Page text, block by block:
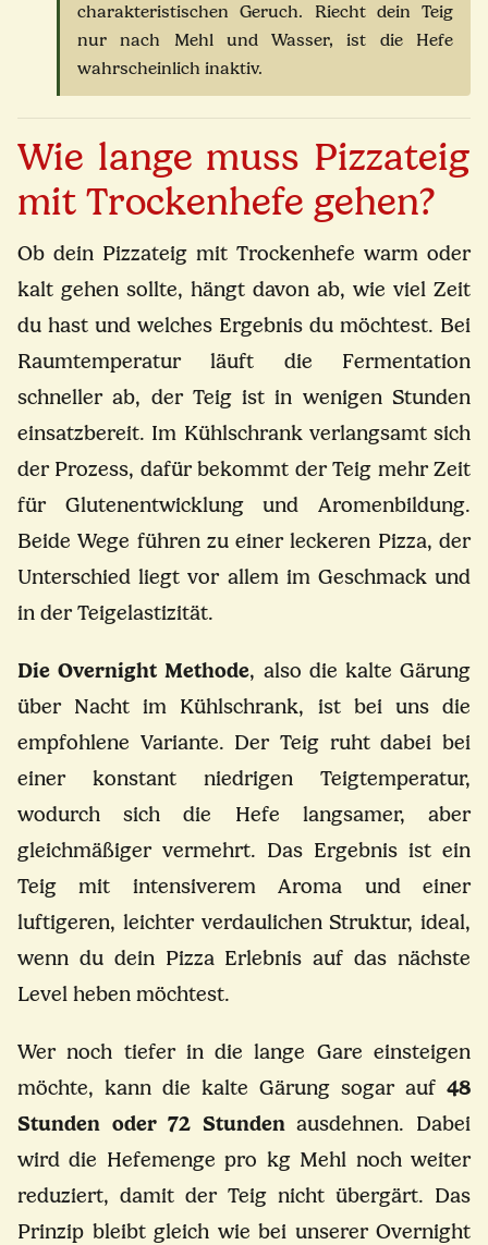
charakteristischen Geruch. Riecht dein Teig
nur nach Mehl und Wasser, ist die Hefe
wahrscheinlich inaktiv.
Wie lange muss Pizzateig
mit Trockenhefe gehen?
Ob dein Pizzateig mit Trockenhefe warm oder
kalt gehen sollte, hängt davon ab, wie viel Zeit
du hast und welches Ergebnis du möchtest. Bei
Raumtemperatur läuft die Fermentation
schneller ab, der Teig ist in wenigen Stunden
einsatzbereit. Im Kühlschrank verlangsamt sich
der Prozess, dafür bekommt der Teig mehr Zeit
für Glutenentwicklung und Aromenbildung.
Beide Wege führen zu einer leckeren Pizza, der
Unterschied liegt vor allem im Geschmack und
in der Teigelastizität.
Die Overnight Methode, also die kalte Gärung
über Nacht im Kühlschrank, ist bei uns die
empfohlene Variante. Der Teig ruht dabei bei
einer konstant niedrigen Teigtemperatur,
wodurch sich die Hefe langsamer, aber
gleichmäßiger vermehrt. Das Ergebnis ist ein
Teig mit intensiverem Aroma und einer
luftigeren, leichter verdaulichen Struktur, ideal,
wenn du dein Pizza Erlebnis auf das nächste
Level heben möchtest.
Wer noch tiefer in die lange Gare einsteigen
möchte, kann die kalte Gärung sogar auf 48
Stunden oder 72 Stundenausdehnen. Dabei
wird die Hefemenge pro kg Mehl noch weiter
reduziert, damit der Teig nicht übergärt. Das
Prinzip bleibt gleich wie bei unserer Overnight